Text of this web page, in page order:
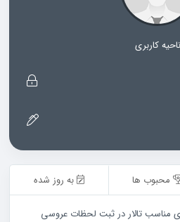
ناحیه کاربری
محبوب ها به روز شده
مناسب تالار در ثبت لحظات عروسی